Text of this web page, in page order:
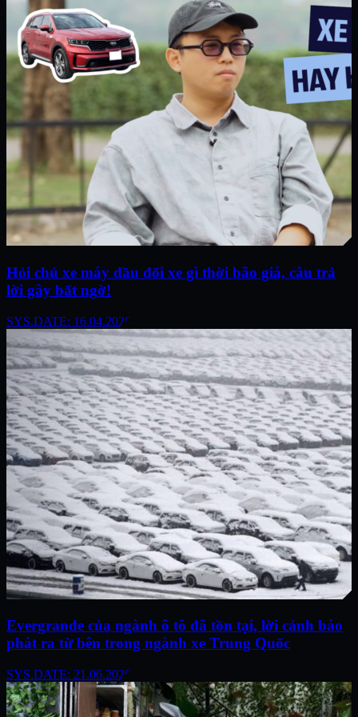
Hỏi chủ xe máy dầu đổi xe gì thời bão giá, câu trả
lời gây bất ngờ!
SYS.DATE: 16.04.2026
Evergrande của ngành ô tô đã tồn tại, lời cảnh báo
phát ra từ bên trong ngành xe Trung Quốc
SYS.DATE: 21.06.2026